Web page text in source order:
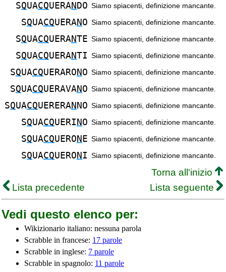
SQUACQUERAN DO Siamo spiacenti, definizione mancante.
SQUACQUERAN O Siamo spiacenti, definizione mancante.
SQUACQUERANTE Siamo spiacenti, definizione mancante.
SQUACQUERANTI Siamo spiacenti, definizione mancante.
SQUACQUERARO N O Siamo spiacenti, definizione mancante.
SQUACQUERAVAN O Siamo spiacenti, definizione mancante.
SQUACQUERERAN NO Siamo spiacenti, definizione mancante.
SQUACQUERI N O Siamo spiacenti, definizione mancante.
SQUACQUERO N E Siamo spiacenti, definizione mancante.
SQUACQUERO N I Siamo spiacenti, definizione mancante.
Torna all'inizio
Lista precedente
Lista seguente
Vedi questo elenco per:
Wikizionario italiano: nessuna parola
Scrabble in francese: 17 parole
Scrabble in inglese: 7 parole
Scrabble in spagnolo: 11 parole